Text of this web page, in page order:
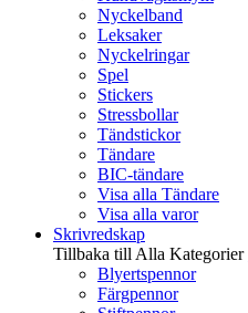
Nyckelband
Leksaker
Nyckelringar
Spel
Stickers
Stressbollar
Tändstickor
Tändare
BIC-tändare
Visa alla Tändare
Visa alla varor
Skrivredskap
Tillbaka till Alla Kategorier
Blyertspennor
Färgpennor